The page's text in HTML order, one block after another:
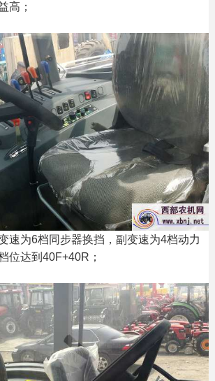
高；
速为6档同步器换挡，副变速为4档动力
位达到40F+40R；